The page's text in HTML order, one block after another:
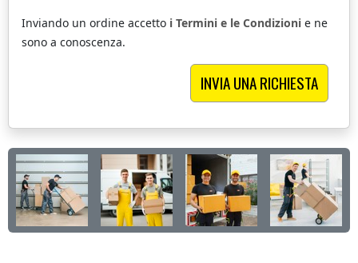
Inviando un ordine accetto i Termini e le Condizioni e ne
sono a conoscenza.